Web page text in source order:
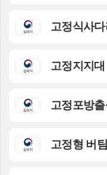
고정식사
고정지지대
고정포방
고정형 버